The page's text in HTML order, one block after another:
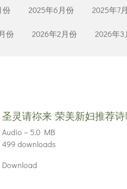
份 2025年6月份 2025年7
份 2026年2月份 2026年3
圣灵请祢来 荣美新妇推荐诗
Audio – 5.0 MB
499 downloads
Download